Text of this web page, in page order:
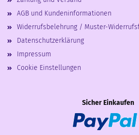
AGB und Kundeninformationen
Widerrufsbelehrung / Muster-
Datenschutzerklärung
Impressum
Cookie Einstellungen
Sicher Einkaufen